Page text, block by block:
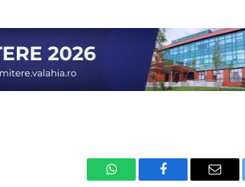
WhatsAppFacebook Email